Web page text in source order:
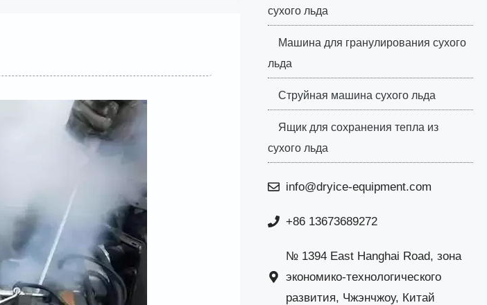
сухого льда
Машина для гранулирования сухого
льда
Струйная машина сухого льда
Ящик для сохранения тепла из
сухого льда
info@dryice-equipment.com
+86 13673689272
№ 1394 East Hanghai Road, зона
экономико-технологического
развития, Чжэнчжоу, Китай